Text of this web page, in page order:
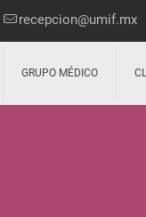
recepcion@umif.mx
GRUPO MÉDICO